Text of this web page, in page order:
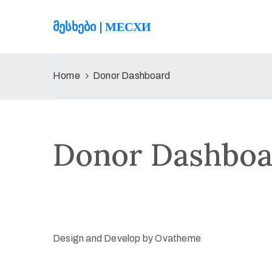
ᲛᲔᲡᲮᲔᲑᲘ | МЕСХИ
Home Donor Dashboard
Donor
Design and Develop by Ovatheme